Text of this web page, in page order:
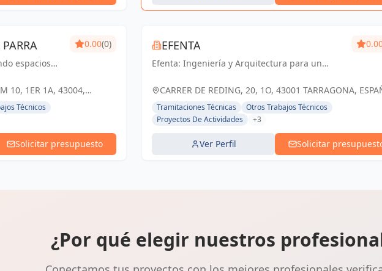
espacios
nuestra
0.00(0)
10, 1ER 1A, 43004,
Técnicos
Solicitar presupuesto
EFENTA
Efenta: Ingeniería y Arquitectura para un
nuestra pasión.
CARRER DE REDING, 20, 1O, 43001 TARRAGONA,
España
Tramitaciones Técnicas
Otros Trabajos Técnicos
Proyectos De Actividades
+3
Ver Perfil Solicitar
¿Por qué elegir nuestros